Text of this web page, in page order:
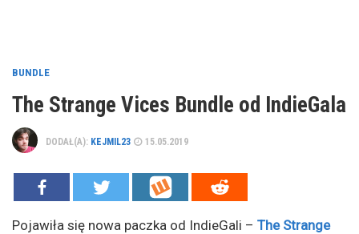
BUNDLE
The Strange Vices Bundle od IndieGala
DODAŁ(A): KEJMIL23 15.05.2019
Pojawiła się nowa paczka od IndieGali – The Strange